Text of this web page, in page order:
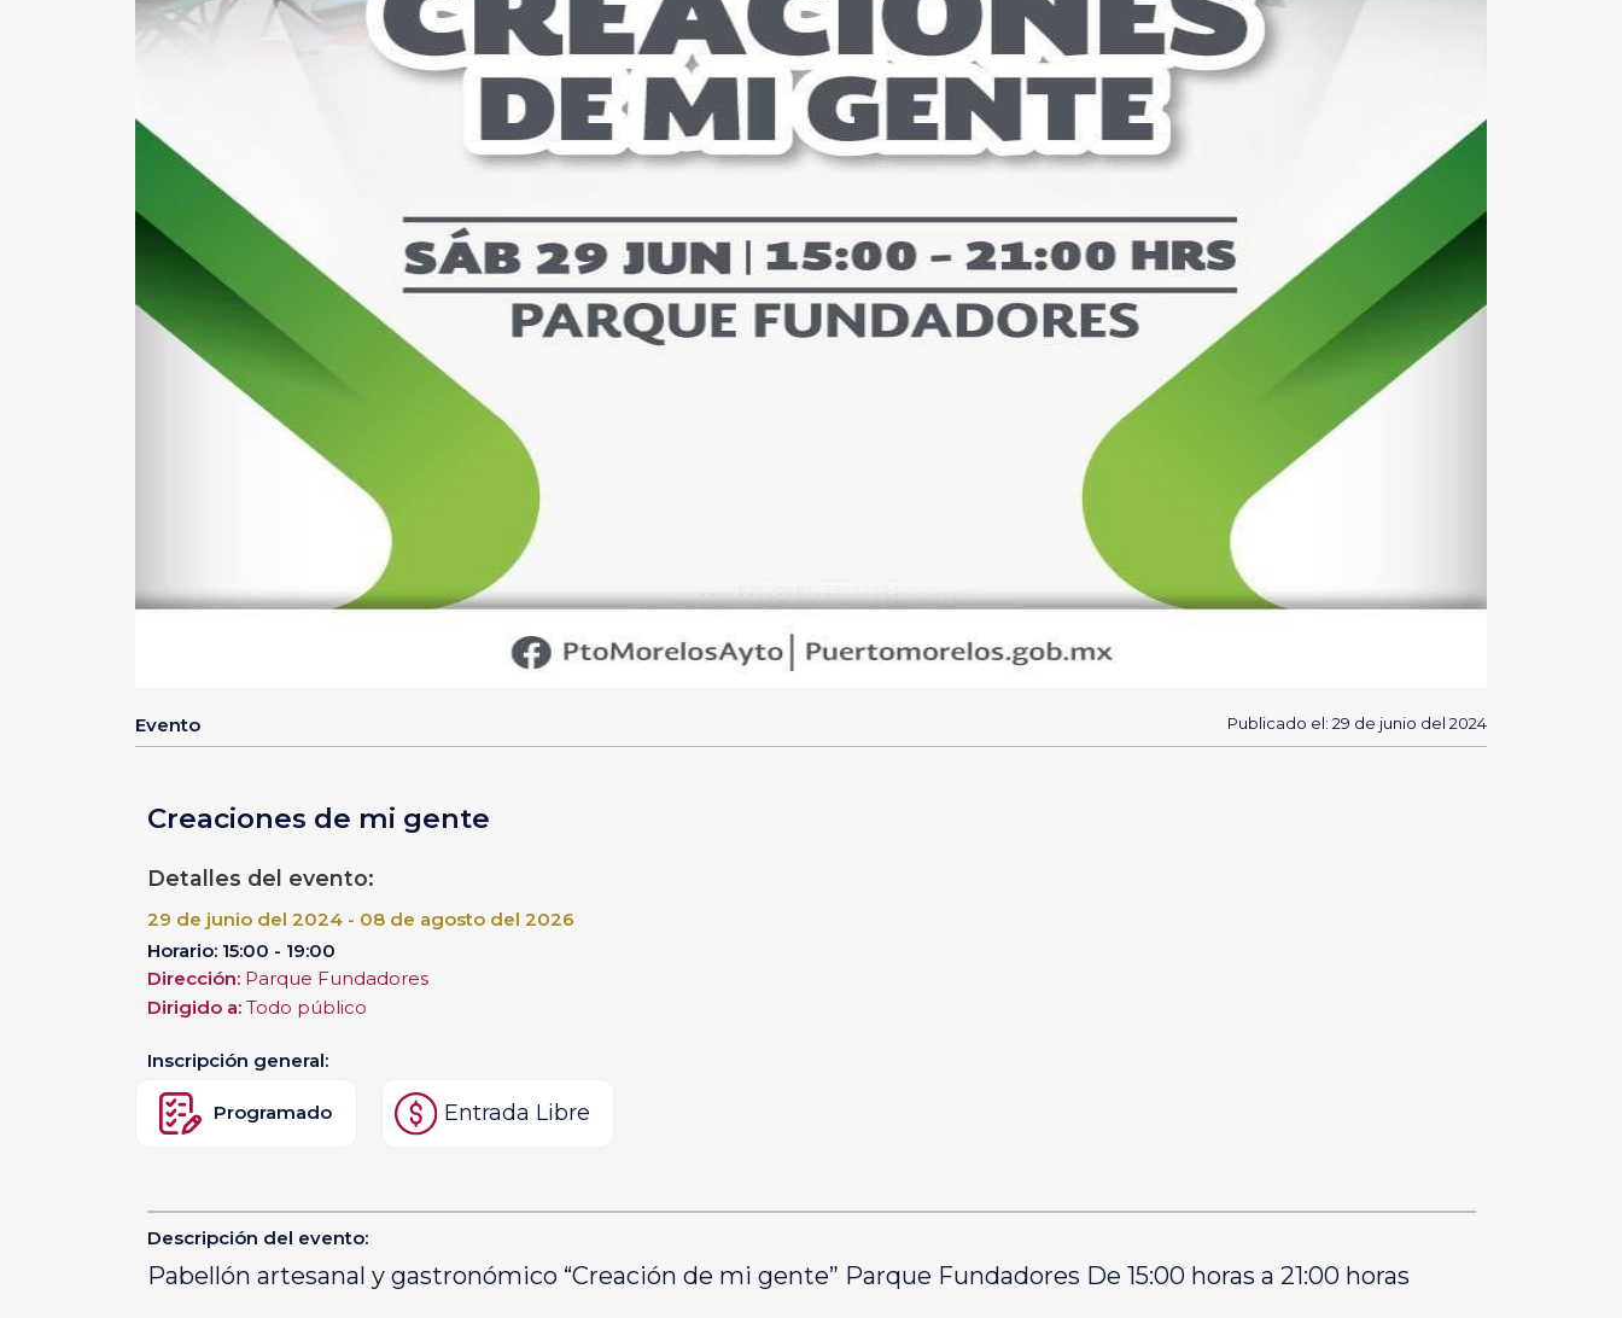
Evento Publicado el: 29 de junio del 2024
Creaciones de mi gente
Detalles del evento:
29 de junio del 2024 - 08 de agosto del 2026
Horario: 15:00 - 19:00
Dirección: Parque Fundadores
Dirigido a: Todo público
Inscripción general:
Programado Entrada Libre
Descripción del evento:
Pabellón artesanal y gastronómico “Creación de mi gente” Parque Fundadores De 15:00 horas a 21:00 horas